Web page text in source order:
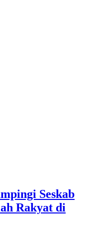
Seskab
Rakyat di